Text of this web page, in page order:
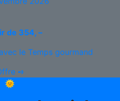
de 354, –
le Temps gourmand
➺
🌞